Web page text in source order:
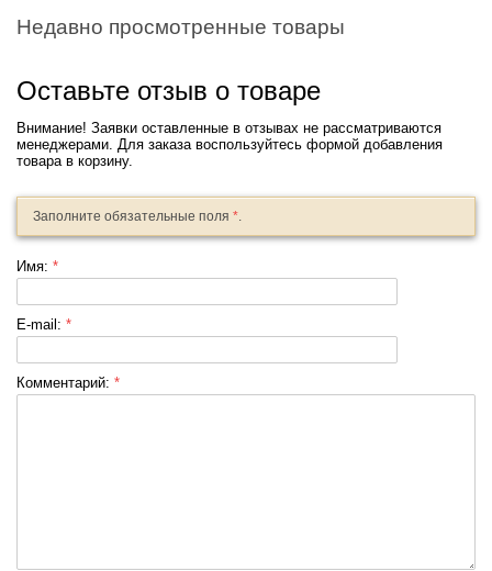
Недавно просмотренные товары
Оставьте отзыв о товаре
Внимание! Заявки оставленные в отзывах не рассматриваются
менеджерами. Для заказа воспользуйтесь формой добавления
товара в корзину.
Заполните обязательные поля *
Имя: *
E-mail: *
Комментарий: *